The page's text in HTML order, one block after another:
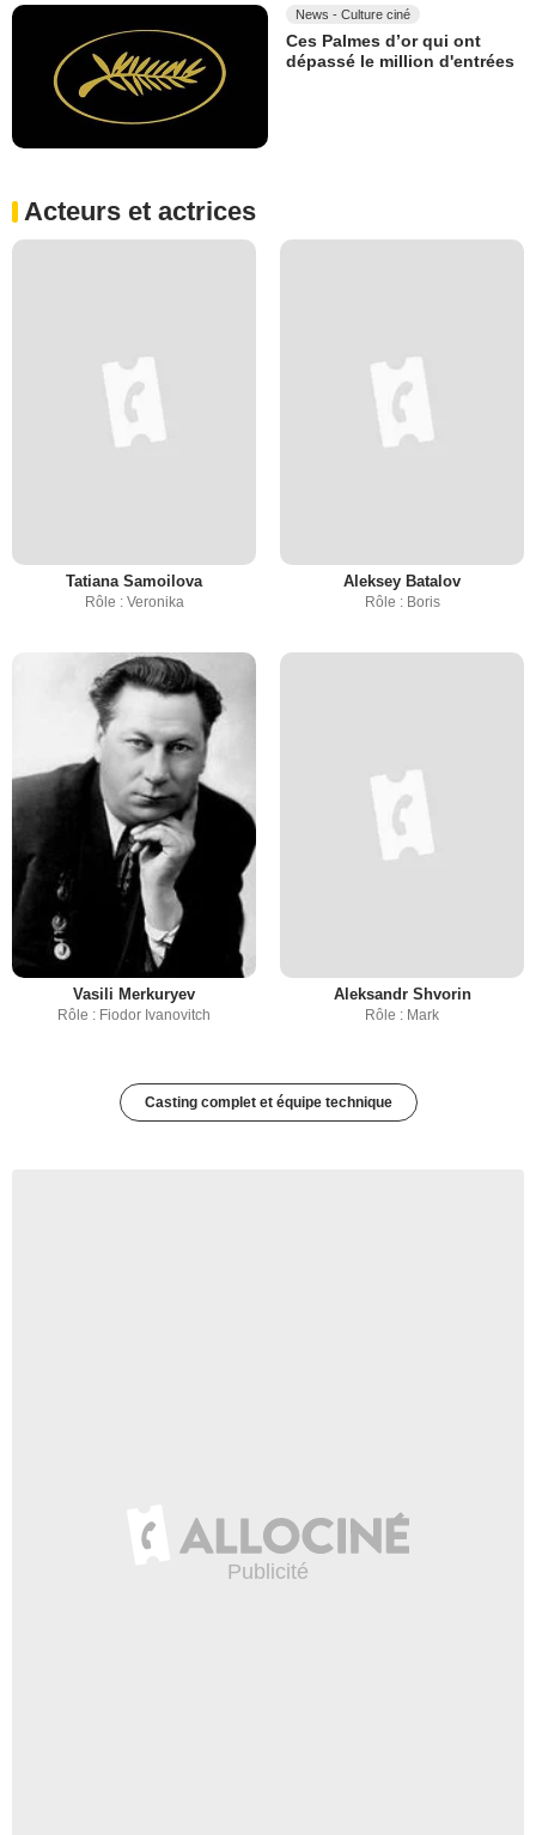
News - Culture ciné
Ces Palmes d’or qui ont
dépassé le million d'entrées
Acteurs et actrices
Tatiana Samoilova
Rôle : Veronika
Aleksey Batalov
Rôle : Boris
Vasili Merkuryev
Rôle : Fiodor Ivanovitch
Aleksandr Shvorin
Rôle : Mark
Casting complet et équipe technique